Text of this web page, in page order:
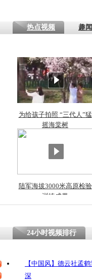
探访
俗：
英省
小
崩
四川
魂
热点视频 趣
为给孩子拍照 “三代人”猛
摇海棠树
陆军海拔3000米高原检验
训练成果
24小时视频排行
【中国风】德云社孟
深